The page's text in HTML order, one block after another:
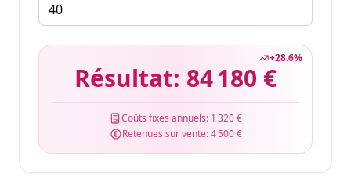
+28.6%
Résultat: 84 180 €
Coûts fixes annuels: 1 320 €
Retenues sur vente:4 500 €